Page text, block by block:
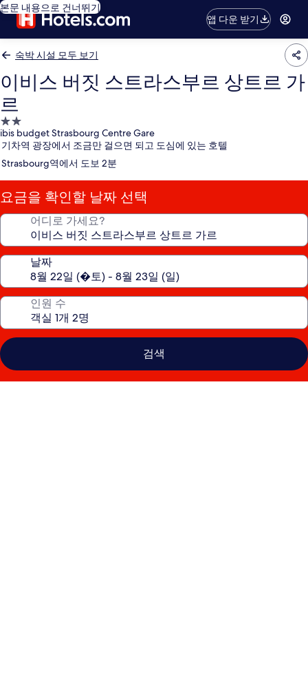
본문 내용으로 건너뛰기
앱 다운 받기
숙박 시설 모두 보기
이비스 버짓 스트라스부르 상트르 가
르
2.0
성
급
숙
박
시
설
ibis budget Strasbourg Centre Gare
기차역 광장에서 조금만 걸으면 되고 도심에 있는 호텔
Strasbourg역에서 도보 2분
요금을 확인할 날짜 선택
어디로 가세요?
날짜
인원 수
검색